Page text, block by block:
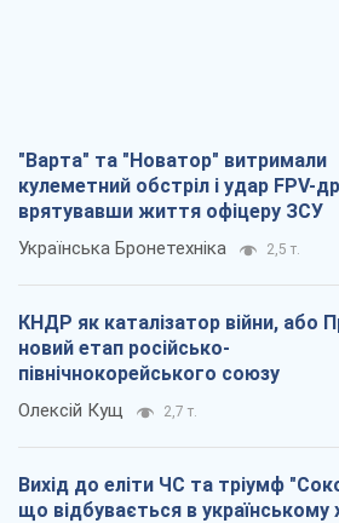
"Варта" та "Новатор" витримали
кулеметний обстріл і удар FPV-
врятувавши життя офіцеру ЗСУ
Українська Бронетехніка 2,5 т.
КНДР як каталізатор війни, або
новий етап російсько-
північнокорейського союзу
Олексій Кущ 2,7 т.
Вихід до еліти ЧС та тріумф
що відбувається в українському